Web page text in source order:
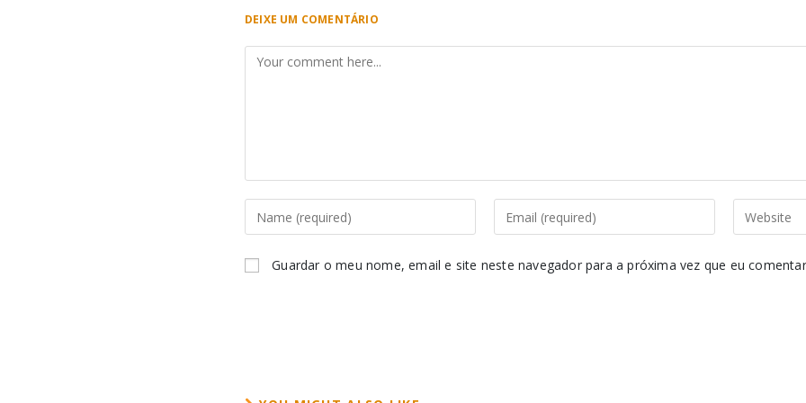
DEIXE UM COMENTÁRIO
Guardar o meu nome, email e site neste navegador para a próxima vez que eu